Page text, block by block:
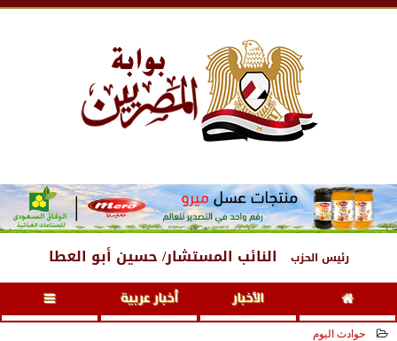
رئيس الحزب النائب المستشار/ حسين أبو العطا
الأخبار أخبار عربية
حوادث اليوم